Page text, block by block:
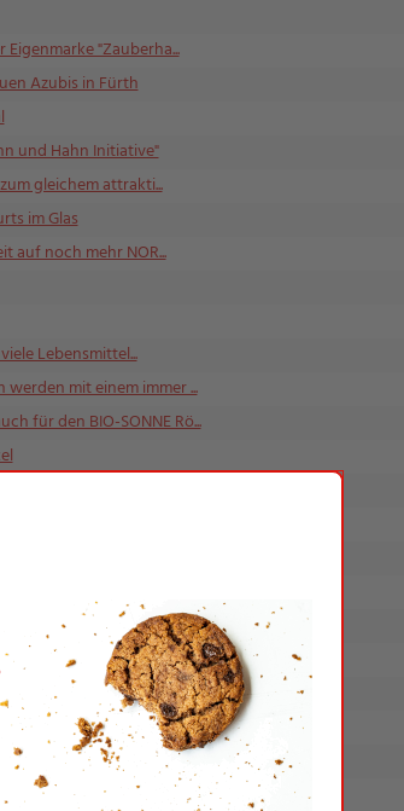
"Zauberha...
Azubis in Fürth
und Hahn Initiative"
gleichem attrakti...
im Glas
auf noch mehr NOR...
Lebensmittel...
mit einem immer ...
für den BIO-SONNE Rö...
und Maestro-...
Note "sehr gut"
den nächste...
Mitarbeit...